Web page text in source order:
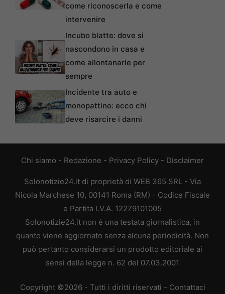
come riconoscerla e come
intervenire
Incubo blatte: dove si
nascondono in casa e
come allontanarle per
sempre
Incidente tra auto e
monopattino: ecco chi
deve risarcire i danni
Chi siamo - Redazione - Privacy Policy - Disclaimer
Solonotizie24.it di proprietà di WEB 365 SRL - Via
Nicola Marchese 10, 00141 Roma (RM) - Codice Fiscale
e Partita I.V.A. 12279101005
Solonotizie24.it non è una testata giornalistica, in
quanto viene aggiornato senza alcuna periodicità. Non
può pertanto considerarsi un prodotto editoriale ai
sensi della legge n. 62 del 07.03.2001
Copyright ©2026 - Tutti i diritti riservati - Contattaci